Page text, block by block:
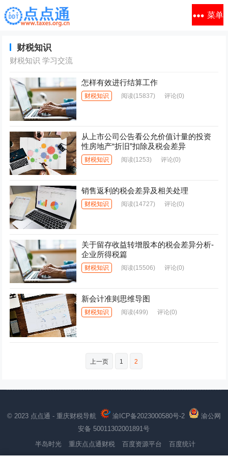
菜单
财税知识
财税知识 学习交流
怎样有效进行结算工作
财税知识 阅读(15837) 评论(0)
从上市公司公告看公允价值计量的投资
性房地产“折旧”扣除及税会差异
财税知识 阅读(1253) 评论(0)
销售返利的税会差异及相关处理
财税知识 阅读(14727) 评论(0)
关于留存收益转增股本的税会差异分析-
企业所得税篇
财税知识 阅读(15506) 评论(0)
新会计准则思维导图
财税知识 阅读(499) 评论(0)
上一页 1 2
© 2023 点点通 - 重庆财税导航 渝ICP备2023000580号-2
渝公网
安备 50011302001891号
半岛时光
重庆点点通财税 百度资源平台 百度统计